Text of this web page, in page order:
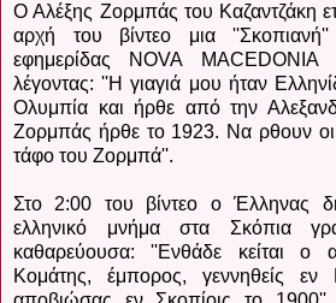
Ο Αλέξης Ζορμπάς του Καζαντζάκη
αρχή του βίντεο μια
εφημερίδας NOVA MACEDONIA
λέγοντας: ''Η γιαγιά μου ήταν
Ολυμπία και ήρθε από την
Ζορμπάς ήρθε το 1923. Να ρθουν
τάφο του Ζορμπά''.
Στο 2:00 του βίντεο ο Έλληνας
ελληνικό μνήμα στα Σκόπια
καθαρεύουσα: ''Ενθάδε κείται ο
Κομάτης, έμπορος, γεννηθείς